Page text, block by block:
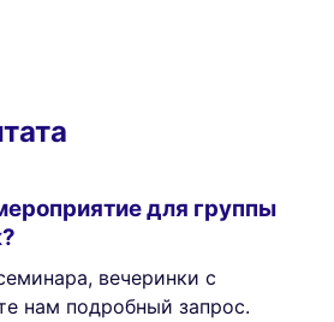
для группы
вечеринки с
нам подробный запрос.